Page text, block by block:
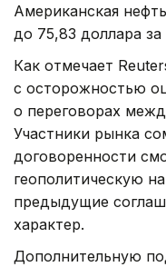
Американская
до 75,83 доллара за
Как отмечает
с осторожностью
о переговорах
Участники рынка
договоренности
геополитическую
предыдущие
характер.
Дополнительную